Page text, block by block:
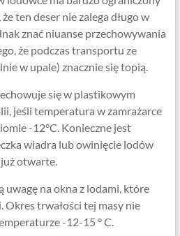
ten deser nie zalega długo w
znać niuanse przechowywania
że podczas transportu ze
w upale) znacznie się topią.
się w plastikowym
jeśli temperatura w zamrażarce
-12°C. Konieczne jest
wiadra lub owinięcie lodów
otwarte.
uwagę na okna z lodami, które
Okres trwałości tej masy nie
-12-15 ° C.